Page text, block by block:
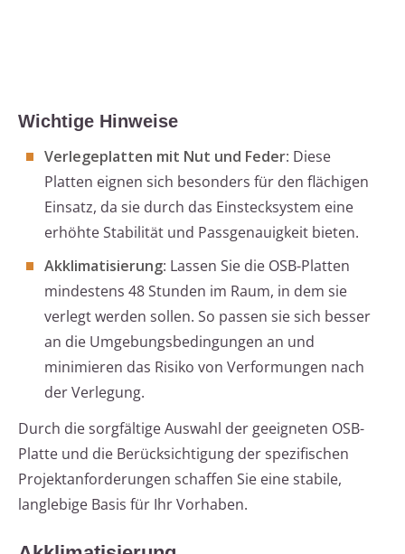
Wichtige Hinweise
Verlegeplatten mit Nut und Feder: Diese
Platten eignen sich besonders für den flächigen
Einsatz, da sie durch das Einstecksystem eine
erhöhte Stabilität und Passgenauigkeit bieten.
Akklimatisierung: Lassen Sie die OSB-Platten
mindestens 48 Stunden im Raum, in dem sie
verlegt werden sollen. So passen sie sich besser
an die Umgebungsbedingungen an und
minimieren das Risiko von Verformungen nach
der Verlegung.
Durch die sorgfältige Auswahl der geeigneten OSB-
Platte und die Berücksichtigung der spezifischen
Projektanforderungen schaffen Sie eine stabile,
langlebige Basis für Ihr Vorhaben.